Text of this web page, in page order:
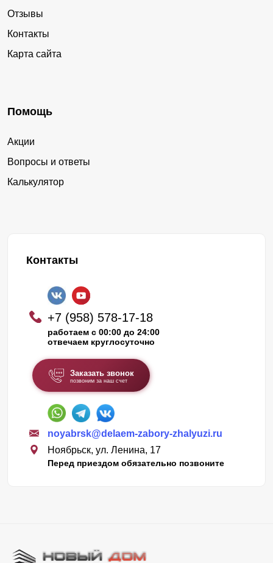
Отзывы
Контакты
Карта сайта
Помощь
Акции
Вопросы и ответы
Калькулятор
Контакты
+7 (958) 578-17-18
работаем с 00:00 до 24:00
отвечаем круглосуточно
Заказать звонок
позвоним за наш счет
noyabrsk@delaem-zabory-zhalyuzi.ru
Ноябрьск, ул. Ленина, 17
Перед приездом обязательно позвоните